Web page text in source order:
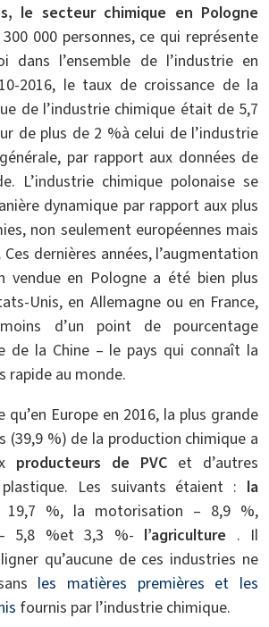
le secteur chimique en Pologne
000 personnes, ce qui représente
dans l’ensemble de l’industrie en
2016, le taux de croissance de la
de l’industrie chimique était de 5,7
de plus de 2 %à celui de l’industrie
par rapport aux données de
L’industrie chimique polonaise se
dynamique par rapport aux plus
non seulement européennes mais
dernières années, l’augmentation
vendue en Pologne a été bien plus
Unis, en Allemagne ou en France,
d’un point de pourcentage
de la Chine – le pays qui connaît la
rapide au monde.
qu’en Europe en 2016, la plus grande
(39,9 %) de la production chimique a
producteurs de PVC et d’autres
Les suivants étaient : la
19,7 %, la motorisation – 8,9 %,
5,8 %et 3,3 %- l’agriculture . Il
qu’aucune de ces industries ne
les matières premières et les
fournis par l’industrie chimique.